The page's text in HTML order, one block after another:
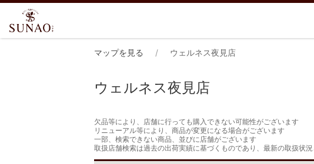
マップを見る ウェルネス夜見店
ウェルネス夜見店
欠品等により、店舗に行っても購入できない可能性がございます
リニューアル等により、商品が変更になる場合がございます
一部、検索できない商品、並びに店舗がございます
取扱店舗検索は過去の出荷実績に基づくものであり、最新の取扱状